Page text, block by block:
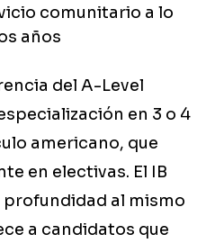
comunitario a lo
años
del A-Level
en 3 o 4
americano, que
en electivas. El IB
al mismo
a candidatos que